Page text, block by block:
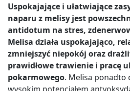
Uspokajające i ułatwiające
naparu z melisy jest
antidotum na stres,
Melisa działa uspokajająco,
zmniejszyć niepokój oraz
prawidłowe trawienie i pracę
pokarmowego. Melisa ponadto